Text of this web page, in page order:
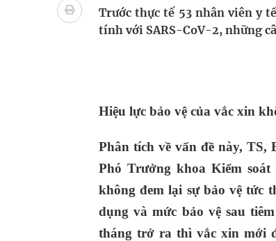
Lâm Đồng: Quyết tâm đưa sân bay Liên
Pháp luật – Sức khỏe – Doanh nghiệp:
Quảng Trị: Phát huy vai trò của chính
bảo vệ sức khỏe Nhân dân
Trước thực tế 53 nhân viên y
tính với SARS-CoV-2, những
Hiệu lực bảo vệ của vắc xin
Phân tích về vấn đề này, TS,
Phó Trưởng khoa Kiểm
không đem lại sự bảo vệ tức
dụng và mức bảo vệ sau
tháng trở ra thì vắc xin mới